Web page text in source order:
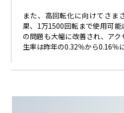
また、高回転化に向けてさま
果、1万1500回転まで使用可
の問題も大幅に改善され、ア
生率は昨年の0.32％から0.16％